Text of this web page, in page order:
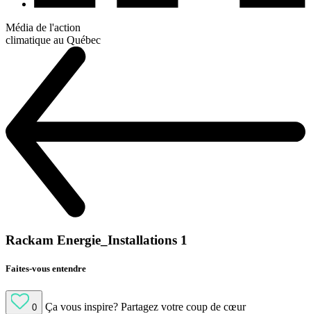
Média de l'action
climatique au Québec
Rackam Energie_Installations 1
Faites-vous entendre
0 Ça vous inspire? Partagez votre coup de cœur